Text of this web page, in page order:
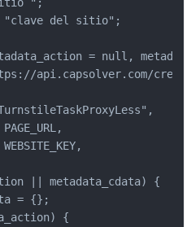
= "clave del sitio";
= null,
api.capsolver.com/
|| metadata_cdata) {
= {};
{